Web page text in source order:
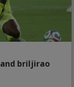
briljirao